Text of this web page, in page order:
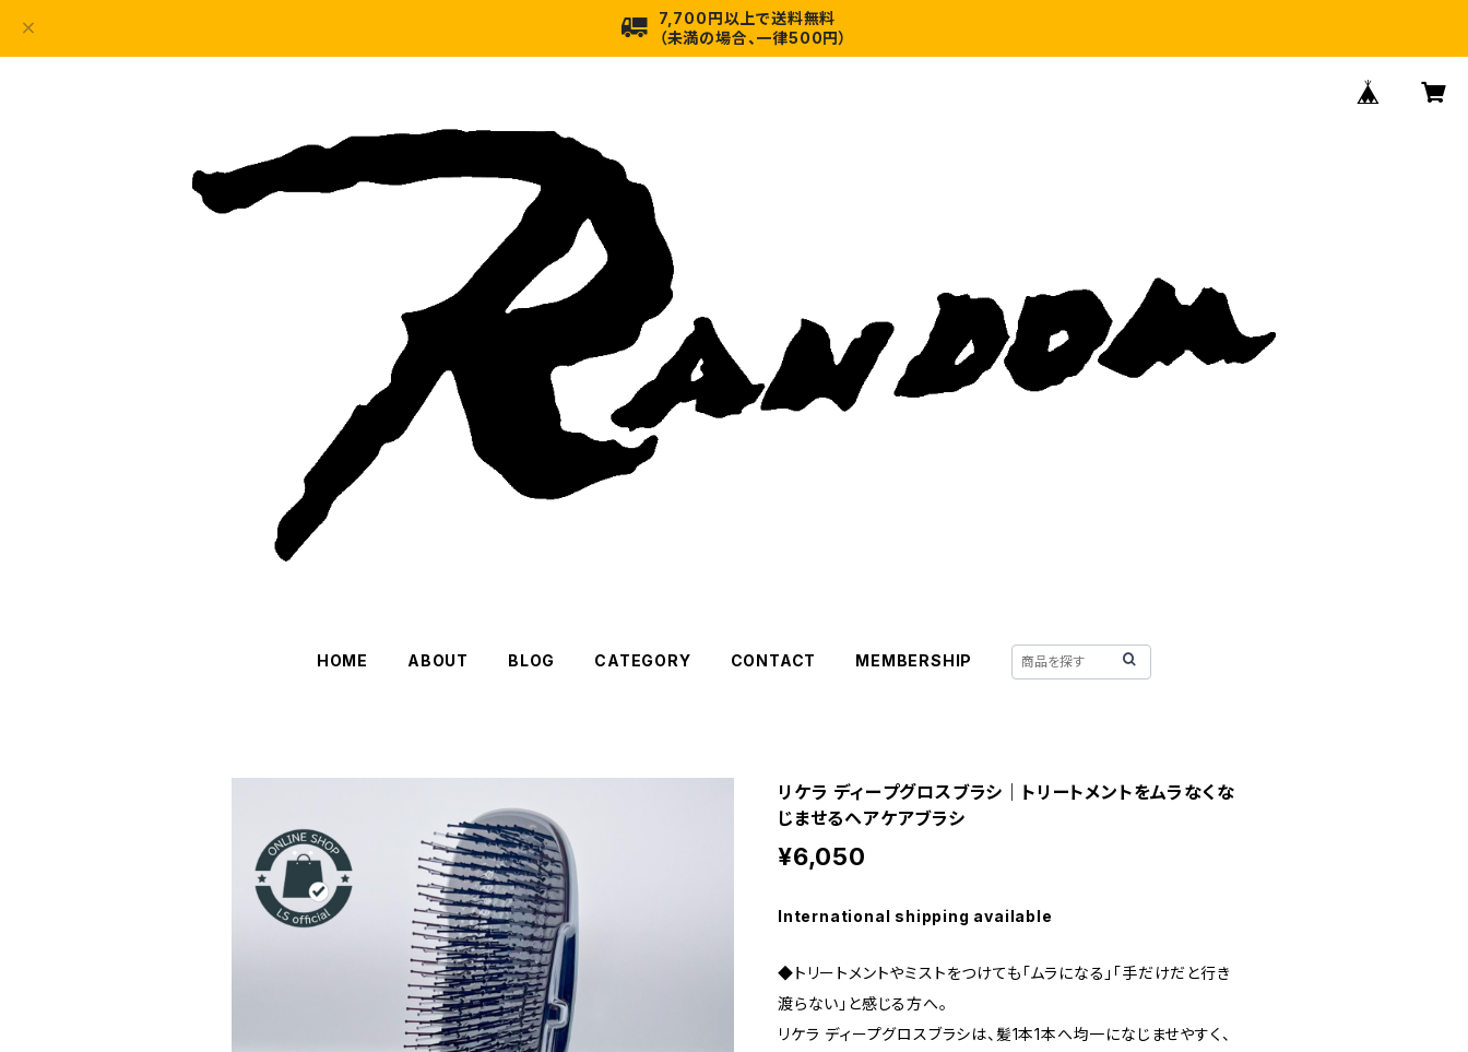
7,700円以上で送料無料
（未満の場合、一律500円）
HOME ABOUT BLOG CATEGORY CONTACT MEMBERSHIP
リケラ ディープグロスブラシ｜トリートメントをムラなくな
じませるヘアケアブラシ
¥6,050
International shipping available
◆トリートメントやミストをつけても「ムラになる」「手だけだと行き
渡らない」と感じる方へ。
リケラ ディープグロスブラシは、髪1本1本へ均一になじませやすく、